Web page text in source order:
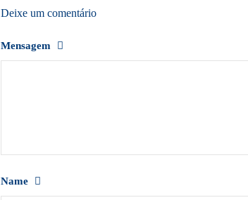
Deixe um comentário
Mensagem
Name